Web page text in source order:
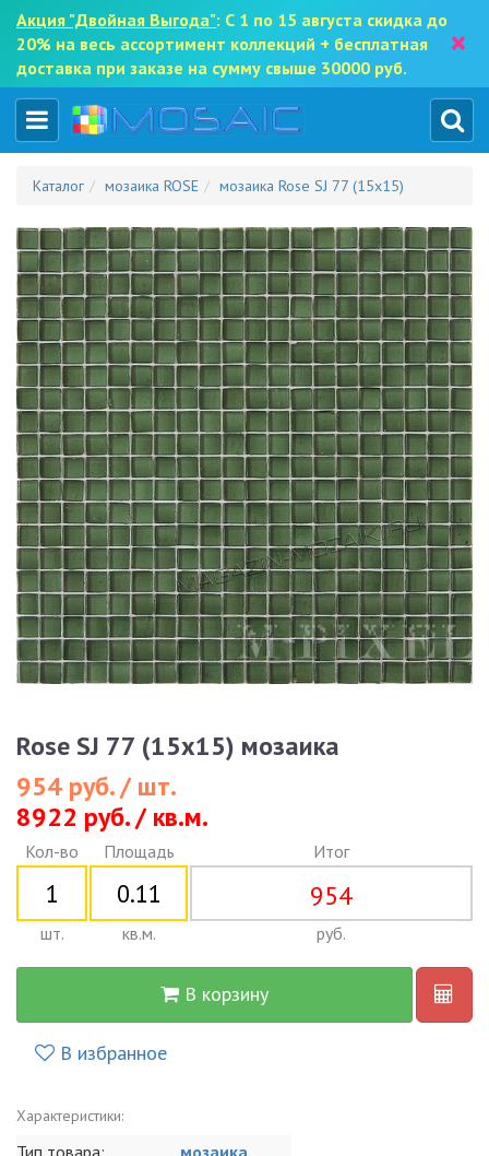
Акция "Двойная Выгода": С 1 по 15 августа скидка до
20% на весь ассортимент коллекций + бесплатная
доставка при заказе на сумму свыше 30000 руб.
×
Каталог мозаика ROSE мозаика Rose SJ 77 (15x15)
Rose SJ 77 (15x15) мозаика
954 руб. / шт.
8922 руб. / кв.м.
Кол-во
шт.
Площадь
кв.м.
Итог
954
руб.
В корзину
В избранное
Характеристики:
Тип товара:
мозаика